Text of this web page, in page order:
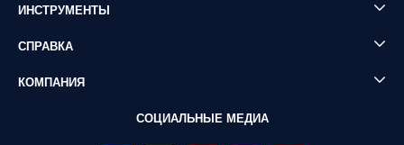
ИНСТРУМЕНТЫ
СПРАВКА
КОМПАНИЯ
СОЦИАЛЬНЫЕ МЕДИА